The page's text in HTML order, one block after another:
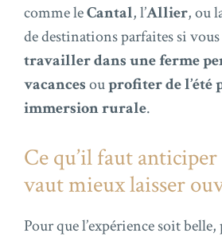
comme leCantal, l’Allier, ou
de destinations parfaites si
travailler dans une ferme
vacancesouprofiter de
immersion rurale.
Ce qu’il faut anticiper
vaut mieux laisser
Pour que l’expérience soit